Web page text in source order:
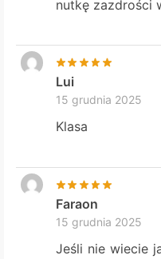
nutkę zazdrości
Lui
15 grudnia 2025
Klasa
Faraon
15 grudnia 2025
Jeśli nie wiecie